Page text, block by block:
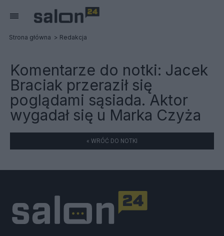
Strona główna Redakcja
Komentarze do notki: Jacek
Braciak przeraził się
poglądami sąsiada. Aktor
wygadał się u Marka Czyża
« WRÓĆ DO NOTKI